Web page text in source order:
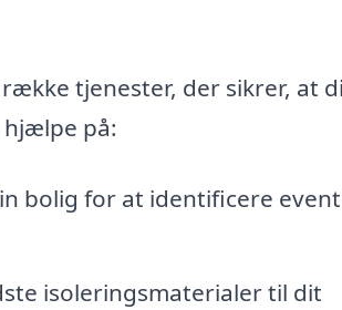
tjenester, der sikrer, at
hjælpe på:
bolig for at identificere
isoleringsmaterialer til dit